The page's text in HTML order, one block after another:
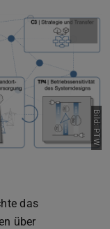
Bild: PTW
das
über